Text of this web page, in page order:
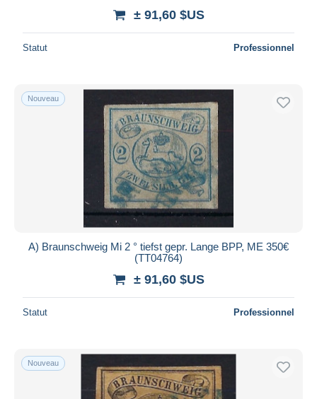
± 91,60 $US
Statut Professionnel
Nouveau
A) Braunschweig Mi 2 ° tiefst gepr. Lange BPP, ME 350€
(TT04764)
± 91,60 $US
Statut Professionnel
Nouveau